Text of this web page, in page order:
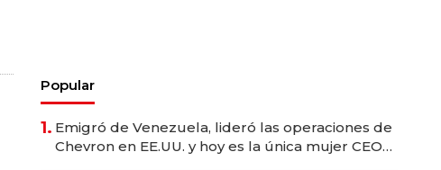
Popular
1. Emigró de Venezuela, lideró las operaciones de
Chevron en EE.UU. y hoy es la única mujer CEO